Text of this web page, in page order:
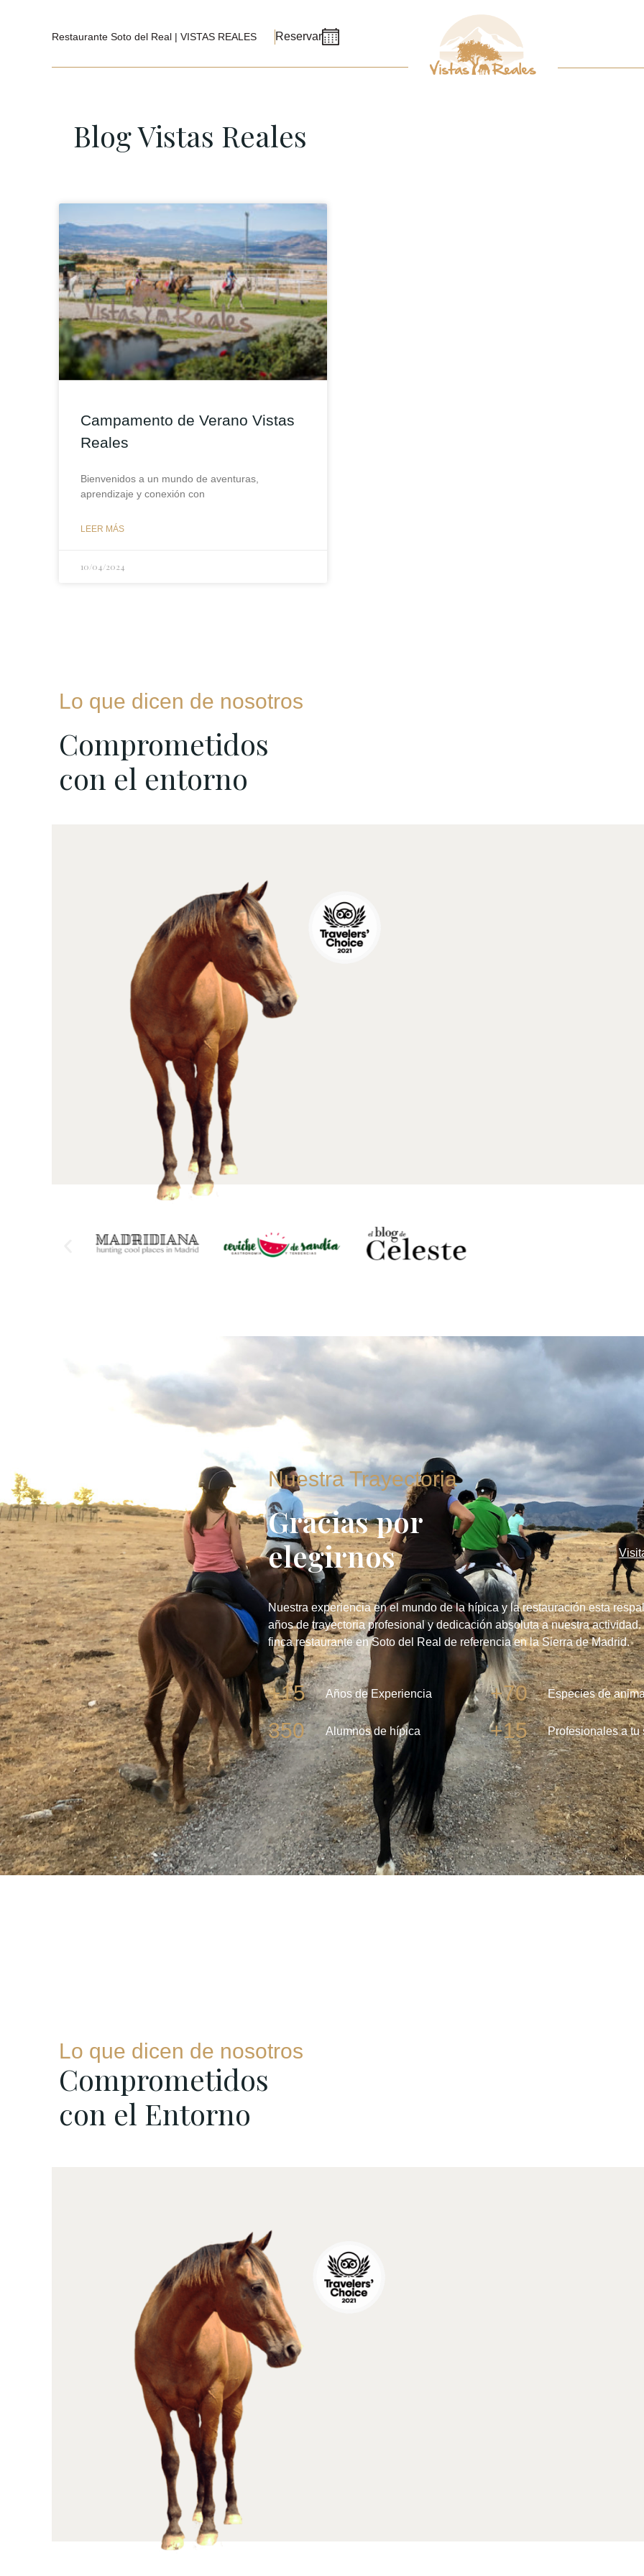
Restaurante Soto del Real | VISTAS REALES Reservar
Blog Vistas Reales
Campamento de Verano Vistas
Reales
Bienvenidos a un mundo de aventuras,
aprendizaje y conexión con
LEER MÁS
10/04/2024
Lo que dicen de nosotros
Comprometidos
con el entorno
Nuestra Trayectoria
Gracias por
elegirnos
Nuestra experiencia en el mundo de la hípica y la restauración esta
años de trayectoria profesional y dedicación absoluta a nuestra actividad.
finca restaurante en Soto del Real de referencia en la Sierra de Madrid.
+15 Años de Experiencia +70 Especies de
350 Alumnos de hípica +15 Profesionales a tu
Lo que dicen de nosotros
Comprometidos
con el Entorno